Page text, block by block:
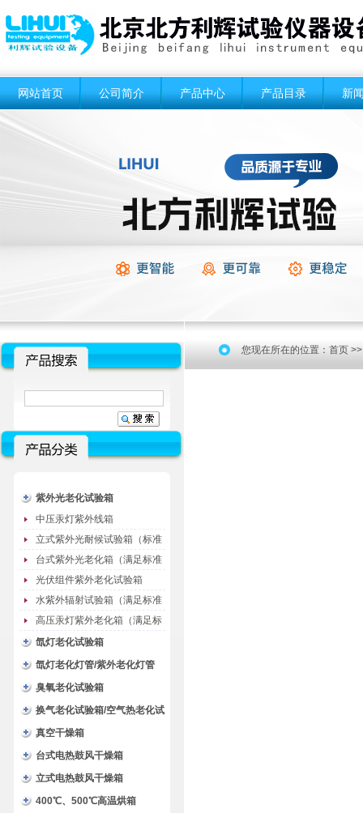
网站首页 公司简介 产品中心 产品目录 新
紫外光老化试验箱
中压汞灯紫外线箱
立式紫外光耐候试验箱（标准
型）
台式紫外光老化箱（满足标准
GB/T16776）
光伏组件紫外老化试验箱
水紫外辐射试验箱（满足标准
JC485-1992）
高压汞灯紫外老化箱（满足标
准GB/T16777）
氙灯老化试验箱
氙灯老化灯管/紫外老化灯管
（耗材）
臭氧老化试验箱
换气老化试验箱/空气热老化试
验箱
真空干燥箱
台式电热鼓风干燥箱
立式电热鼓风干燥箱
400℃、500℃高温烘箱
您现在所在的位置： 首页